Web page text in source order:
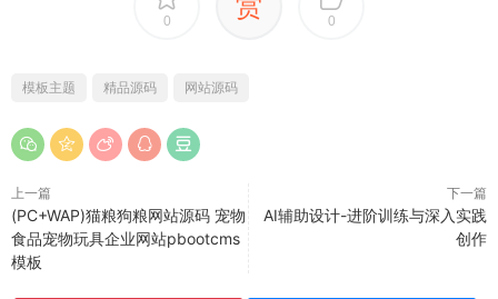
0 0
模板主题 精品源码 网站源码
上一篇
(PC+WAP)猫粮狗粮网站源码 宠物
食品宠物玩具企业网站pbootcms
模板
下一篇
AI辅助设计-进阶训练与深入实践
创作